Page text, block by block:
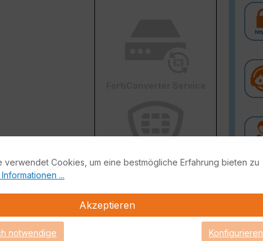
Support gebrauch machen können.
verwendet Cookies, um eine bestmögliche Erfahrung bieten zu
...
Akzeptieren
notwendige Konfigurieren